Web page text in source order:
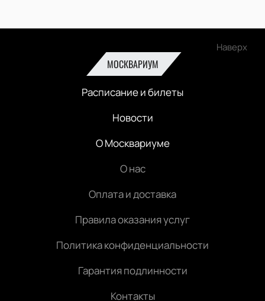
Наверх
МОСКВАРИУМ
Расписание и билеты
Новости
О Москвариуме
О нас
Оплата и доставка
Правила оказания услуг
Политика конфиденциальности
Гарантия подлинности
Контакты